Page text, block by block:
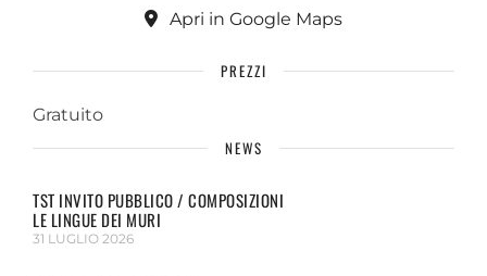
Apri in Google Maps
PREZZI
Gratuito
NEWS
TST INVITO PUBBLICO / COMPOSIZIONI
LE LINGUE DEI MURI
31 LUGLIO 2026